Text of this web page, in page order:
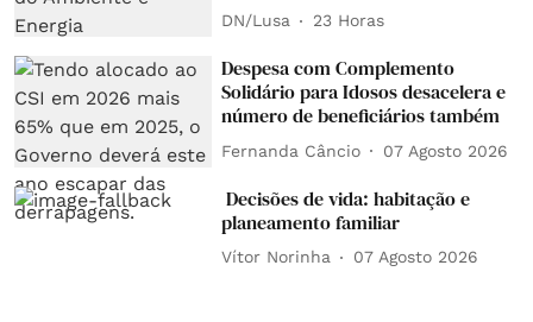
DN/Lusa 23 Horas
Despesa com Complemento
Solidário para Idosos desacelera e
número de beneficiários também
Fernanda Câncio 07 Agosto 2026
Decisões de vida: habitação e
planeamento familiar
Vítor Norinha 07 Agosto 2026